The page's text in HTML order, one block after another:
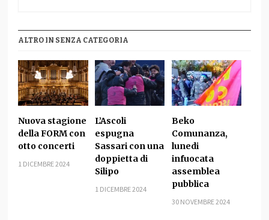
ALTRO IN SENZA CATEGORIA
Nuova stagione
della FORM con
otto concerti
1 DICEMBRE 2024
L’Ascoli
espugna
Sassari con una
doppietta di
Silipo
1 DICEMBRE 2024
Beko
Comunanza,
lunedi
infuocata
assemblea
pubblica
30 NOVEMBRE 2024